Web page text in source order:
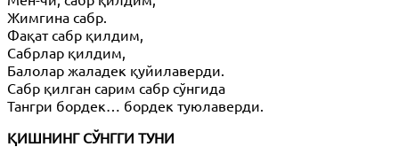
Жимгина сабр.
Фақат сабр қилдим,
Сабрлар қилдим,
Балолар жаладек қуйилаверди.
Сабр қилган сарим сабр сўнгида
Тангри бордек… бордек туюлаверди.
ҚИШНИНГ СЎНГГИ ТУНИ